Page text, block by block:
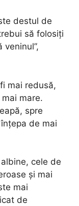
destul de
să folosiți
mai redusă,
mare.
spre
de mai
cele de
și mai
mai
de